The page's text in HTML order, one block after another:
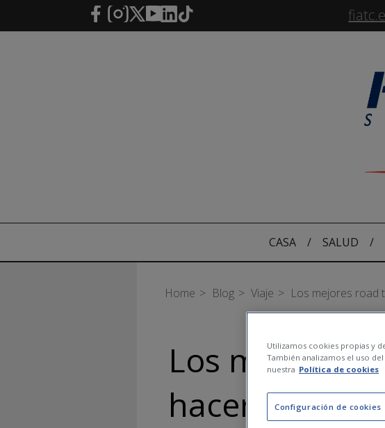
Saltar al contenido principal
CASA / SALUD /
Home Blog Viaje Los mejores road
Los mejores
hacer en
Utilizamos cookies propias y
También analizamos el uso
nuestra Política de cookies
Configuración de cookies